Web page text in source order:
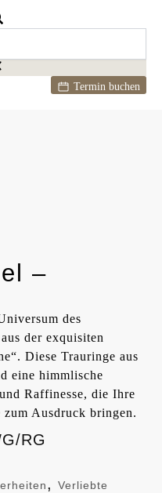
Termin buchen
–
des
der exquisiten
Diese Trauringe aus
eine himmlische
Raffinesse, die Ihre
Ausdruck bringen.
RG
,
Verliebte